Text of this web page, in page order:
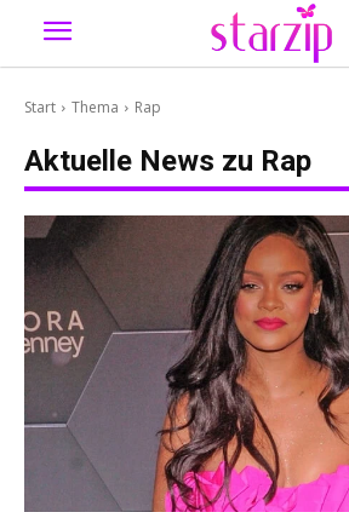
Start Thema Rap
Aktuelle News zu Rap